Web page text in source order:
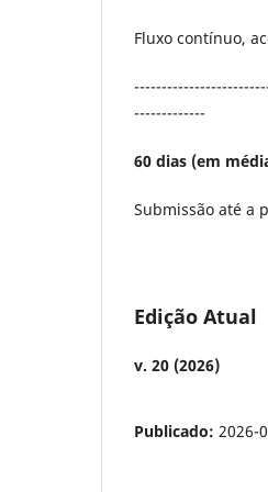
Fluxo contínuo,
-------------
60 dias (em
Submissão até a
Edição Atual
v. 20 (2026)
Publicado: 2026-